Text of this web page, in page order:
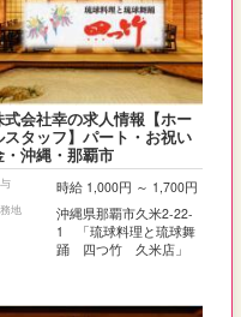
式会社幸の求人情報【ホー
スタッフ】パート・お祝い
・沖縄・那覇市
時給 1,000円 ～ 1,700円
地
沖縄県那覇市久米2-22-
1 「琉球料理と琉球舞
踊 四つ竹 久米店」